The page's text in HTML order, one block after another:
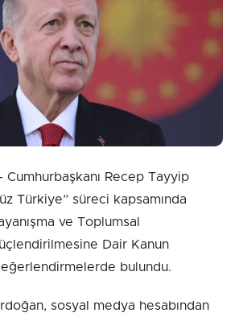
Cumhurbaşkanı Recep Tayyip
Türkiye” süreci kapsamında
ve Toplumsal
Dair Kanun
bulundu.
sosyal medya hesabından